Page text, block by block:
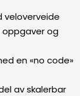
veloverveide
oppgaver og
en «no code»
av skalerbar